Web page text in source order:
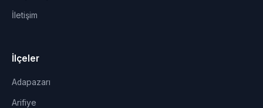
İletişim
İlçeler
Adapazarı
Arifiye